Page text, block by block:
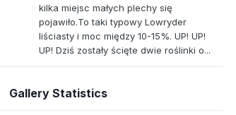
kilka miejsc małych plechy się
pojawiło.To taki typowy Lowryder
liściasty i moc między 10-15%. UP! UP!
UP! Dziś zostały ścięte dwie roślinki o...
Gallery Statistics